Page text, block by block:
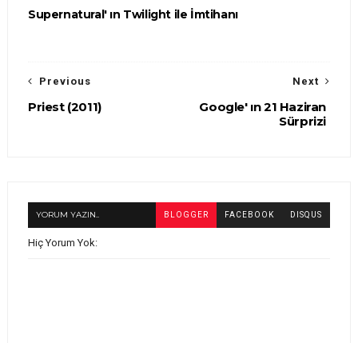
Supernatural' ın Twilight ile İmtihanı
Next
Google' ın 21 Haziran
Sürprizi
Previous
Priest (2011)
YORUM YAZIN.. BLOGGER FACEBOOK DISQUS
Hiç Yorum Yok: